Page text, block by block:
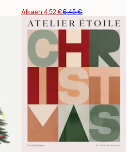
Alkaen 4,52 €6,45 €